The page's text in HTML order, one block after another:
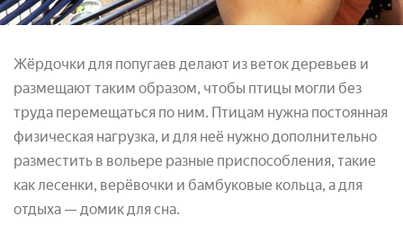
Жёрдочки для попугаев делают из веток деревьев и
размещают таким образом, чтобы птицы могли без
труда перемещаться по ним. Птицам нужна постоянная
физическая нагрузка, и для неё нужно дополнительно
разместить в вольере разные приспособления, такие
как лесенки, верёвочки и бамбуковые кольца, а для
отдыха — домик для сна.